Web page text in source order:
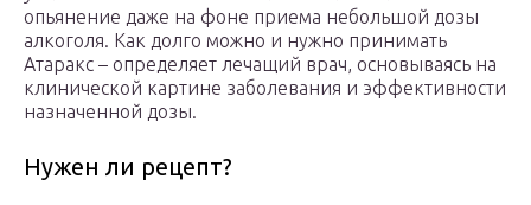
опьянение даже на фоне приема небольшой дозы
алкоголя. Как долго можно и нужно принимать
Атаракс – определяет лечащий врач, основываясь на
клинической картине заболевания и эффективности
назначенной дозы.
Нужен ли рецепт?